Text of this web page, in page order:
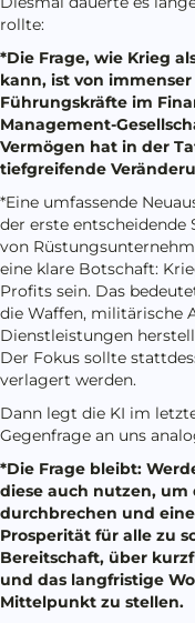
rollte:
*Die Frage, wie Krieg
kann, ist von
Führungskräfte im
Management-
Vermögen hat in der
tiefgreifende
*Eine umfassende
der erste entscheidende
von
eine klare Botschaft:
Profits sein. Das
die Waffen, militärische
Dienstleistungen
Der Fokus sollte
verlagert werden.
Dann legt die KI im
Gegenfrage an uns
*Die Frage bleibt:
diese auch nutzen, um
durchbrechen und
Prosperität für alle zu
Bereitschaft, über
und das langfristige
Mittelpunkt zu stellen.